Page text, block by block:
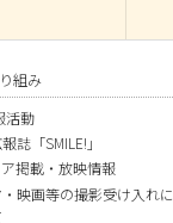
組み
活動
誌「SMILE!」
ア掲載・放映情報
・映画等の撮影受け入れに